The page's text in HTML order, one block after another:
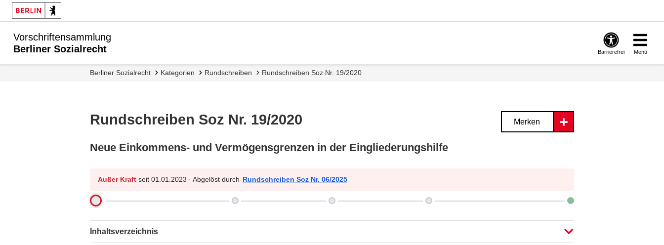
Vorschriftensammlung
Berliner Sozialrecht
Barrierefrei Menü
Berliner Sozialrecht Kategorien Rundschreiben Rundschreiben Soz Nr. 19/2020
Rundschreiben Soz Nr. 19/2020 Merken
Neue Einkommens- und Vermögensgrenzen in der Eingliederungshilfe
Außer Kraft seit 01.01.2023 · Abgelöst durch Rundschreiben Soz Nr. 06/2025
Inhaltsverzeichnis